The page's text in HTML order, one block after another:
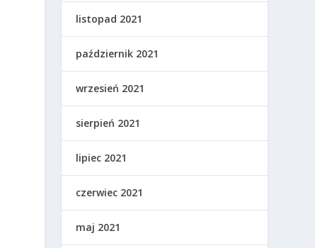
listopad 2021
październik 2021
wrzesień 2021
sierpień 2021
lipiec 2021
czerwiec 2021
maj 2021